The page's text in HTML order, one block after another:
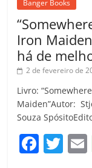
Banger Books
Iron
há de
2 de fevereiro de
Livro:
Maiden”Autor:
Souza
F T